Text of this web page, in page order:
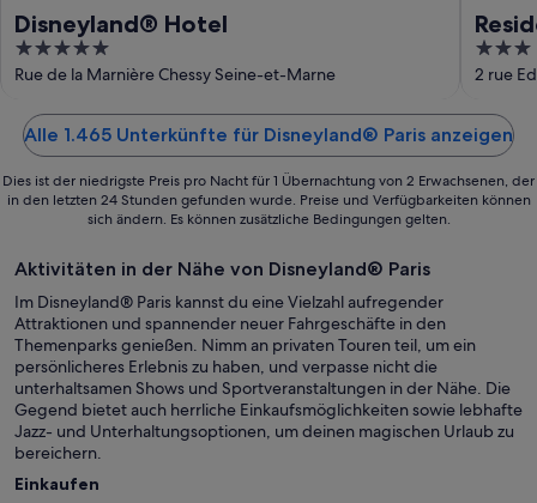
Disneyland® Hotel
5
out
5
Rue de la Marnière Chessy Seine-et-Marne
3
out
5
2 rue
Alle 1.465 Unterkünfte für Disneyland® Paris anzeigen
Dies ist der niedrigste Preis pro Nacht für 1 Übernachtung von 2 Erwachsenen, der
in den letzten 24 Stunden gefunden wurde. Preise und Verfügbarkeiten können
sich ändern. Es können zusätzliche Bedingungen gelten.
Aktivitäten in der Nähe von Disneyland® Paris
Im Disneyland® Paris kannst du eine Vielzahl aufregender
Attraktionen und spannender neuer Fahrgeschäfte in den
Themenparks genießen. Nimm an privaten Touren teil, um ein
persönlicheres Erlebnis zu haben, und verpasse nicht die
unterhaltsamen Shows und Sportveranstaltungen in der Nähe. Die
Gegend bietet auch herrliche Einkaufsmöglichkeiten sowie lebhafte
Jazz- und Unterhaltungsoptionen, um deinen magischen Urlaub zu
bereichern.
Einkaufen